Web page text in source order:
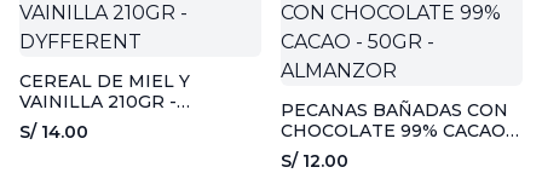
CEREAL DE MIEL Y
VAINILLA 210GR -
DYFFERENT
S/ 14.00
PECANAS BAÑADAS CON
CHOCOLATE 99% CACAO -
50GR - ALMANZOR
S/ 12.00